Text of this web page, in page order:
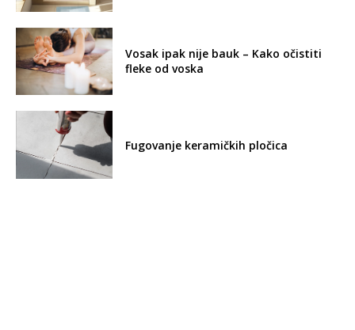
Vosak ipak nije bauk – Kako očistiti
fleke od voska
Fugovanje keramičkih pločica